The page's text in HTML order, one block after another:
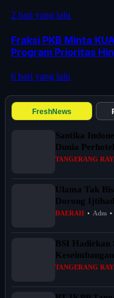
2 hari yang lalu
Fraksi PKB Minta
Program Prioritas
6 hari yang lalu
FreshNews
Santika
Dunia
TANGERANG
Ulama Tak
Dorong
DAERAH • Adm •
BSI Hadirkan
TANGERANG